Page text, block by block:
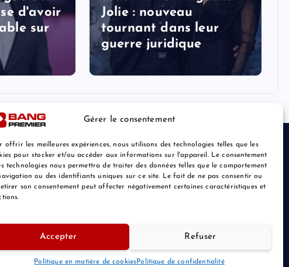
Gérer le consentement
offrir les meilleures expériences, nous utilisons des technologies telles que les
pour stocker et/ou accéder aux informations sur l'appareil. Le consentement
technologies nous permettra de traiter des données telles que le comportement
ou des identifiants uniques sur ce site. Le fait de ne pas consentir ou
son consentement peut affecter négativement certaines caractéristiques et
Accepter Refuser
Politique en matière de cookiesPolitique de confidentialité
d'avoir
sur
Jolie : nouveau
tournant dans leur
guerre juridique
Retour au Sommet